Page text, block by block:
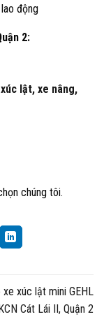
động
2:
lật, xe nâng,
chúng tôi.
xe xúc lật mini GEHL
Cát Lái II, Quận 2